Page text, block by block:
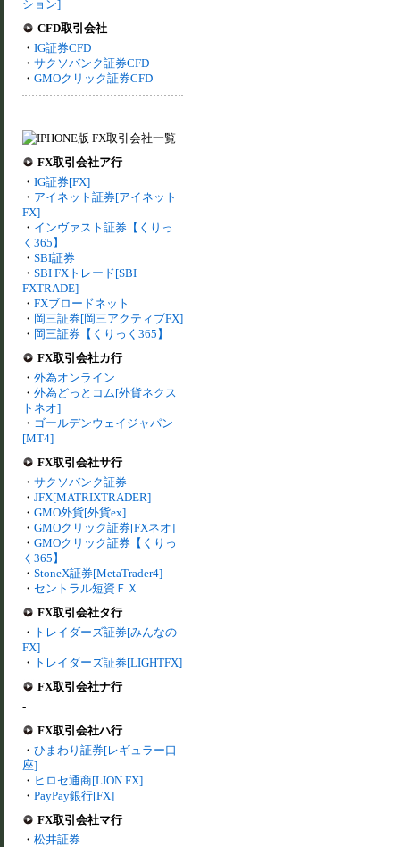
ション]
CFD取引会社
・ IG証券CFD
・ サクソバンク証券CFD
・ GMOクリック証券CFD
FX取引会社ア行
・ IG証券[FX]
・ アイネット証券[アイネット
FX]
・ インヴァスト証券【くりっ
く365】
・ SBI証券
・ SBI FXトレード[SBI
FXTRADE]
・ FXブロードネット
・ 岡三証券[岡三アクティブFX]
・ 岡三証券【くりっく365】
FX取引会社カ行
・ 外為オンライン
・ 外為どっとコム[外貨ネクス
トネオ]
・ ゴールデンウェイジャパン
[MT4]
FX取引会社サ行
・ サクソバンク証券
・ JFX[MATRIXTRADER]
・ GMO外貨[外貨ex]
・ GMOクリック証券[FXネオ]
・ GMOクリック証券【くりっ
く365】
・ StoneX証券[MetaTrader4]
・ セントラル短資ＦＸ
FX取引会社タ行
・ トレイダーズ証券[みんなの
FX]
・ トレイダーズ証券[LIGHTFX]
FX取引会社ナ行
-
FX取引会社ハ行
・ ひまわり証券[レギュラー口
座]
・ ヒロセ通商[LION FX]
・ PayPay銀行[FX]
FX取引会社マ行
・ 松井証券